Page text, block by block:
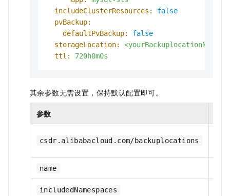
includeClusterResources:
false
pvBackup:
defaultPvBackup:
false
storageLocation:
<yourBackuplocationName>
ttl:
720h0m0s
其余参数无需设置，保持默认配置即可。
参数
csdr.alibabacloud.com/backuplocations
name
includedNamespaces